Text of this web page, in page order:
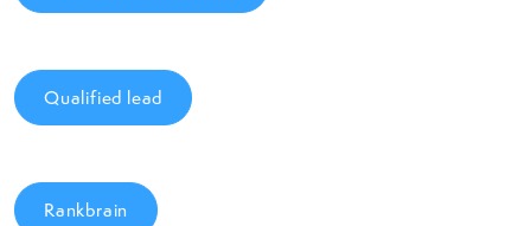
Qualified lead
Rankbrain